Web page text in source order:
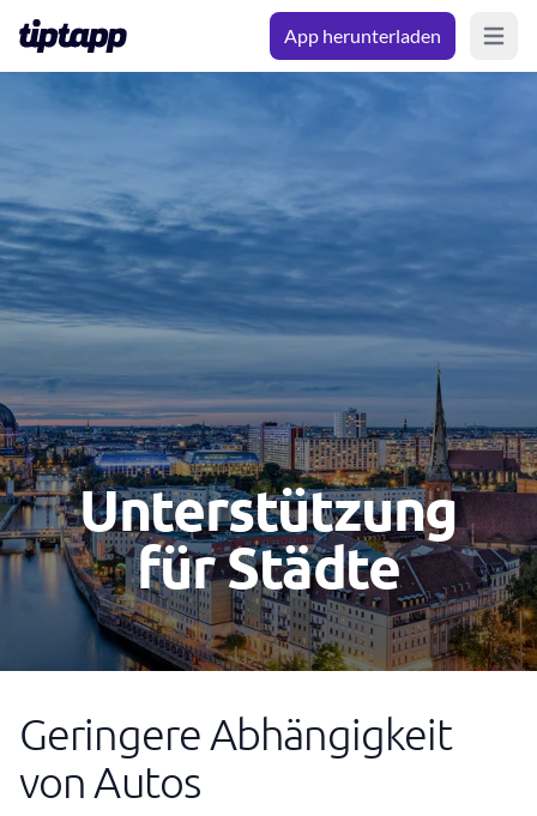
App herunterladen Open
Unterstützung
für Städte
Geringere Abhängigkeit
von Autos